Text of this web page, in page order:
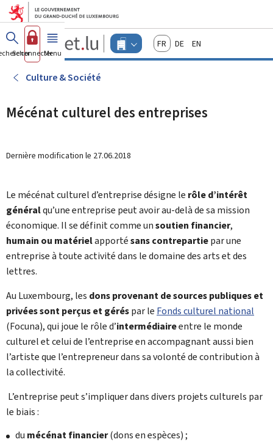
Aller au menu principal
Aller au contenu
Guichet.lu
Changer
d'espace
actif
FrançaisDeutschEnglish
Se connecterMenu principal
Culture & Société
Mécénat culturel des entreprises
Dernière modification le 27.06.2018
Le mécénat culturel d’entreprise désigne le rôle d’intérêt
généralqu’une entreprise peut avoir au-delà de sa mission
économique. Il se définit comme unsoutien financier,
humain ou matérielapportésans contrepartiepar une
entreprise à toute activité dans le domaine des arts et des
lettres.
Au Luxembourg, les dons provenant de sources publiques et
privées sont perçus et géréspar le Fonds culturel national
(Focuna), qui joue le rôle d’intermédiaireentre le monde
culturel et celui de l’entreprise en accompagnant aussi bien
l’artiste que l’entrepreneur dans sa volonté de contribution à
la collectivité.
L’entreprise peut s’impliquer dans divers projets culturels par
le biais :
du mécénat financier(dons en espèces) ;